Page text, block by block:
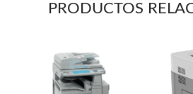
PRODUCTOS